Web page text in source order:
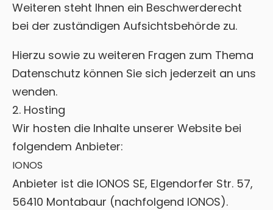
Weiteren steht Ihnen ein Beschwerderecht
bei der zuständigen Aufsichtsbehörde zu.
Hierzu sowie zu weiteren Fragen zum Thema
Datenschutz können Sie sich jederzeit an uns
wenden.
2. Hosting
Wir hosten die Inhalte unserer Website bei
folgendem Anbieter:
IONOS
Anbieter ist die IONOS SE, Elgendorfer Str. 57,
56410 Montabaur (nachfolgend IONOS).